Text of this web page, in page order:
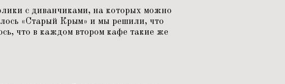
с диванчиками, на которых можно
«Старый Крым» и мы решили, что
что в каждом втором кафе такие же